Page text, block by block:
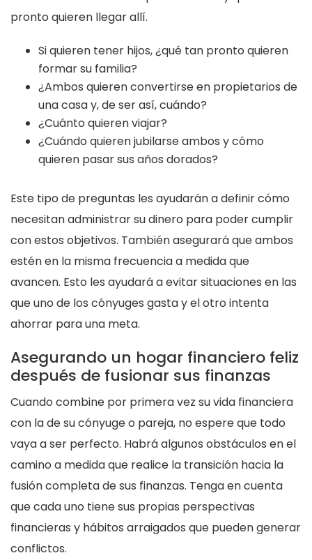
pronto quieren llegar allí.
Si quieren tener hijos, ¿qué tan pronto quieren
formar su familia?
¿Ambos quieren convertirse en propietarios de
una casa y, de ser así, cuándo?
¿Cuánto quieren viajar?
¿Cuándo quieren jubilarse ambos y cómo
quieren pasar sus años dorados?
Este tipo de preguntas les ayudarán a definir cómo
necesitan administrar su dinero para poder cumplir
con estos objetivos. También asegurará que ambos
estén en la misma frecuencia a medida que
avancen. Esto les ayudará a evitar situaciones en las
que uno de los cónyuges gasta y el otro intenta
ahorrar para una meta.
Asegurando un hogar financiero feliz
después de fusionar sus finanzas
Cuando combine por primera vez su vida financiera
con la de su cónyuge o pareja, no espere que todo
vaya a ser perfecto. Habrá algunos obstáculos en el
camino a medida que realice la transición hacia la
fusión completa de sus finanzas. Tenga en cuenta
que cada uno tiene sus propias perspectivas
financieras y hábitos arraigados que pueden generar
conflictos.